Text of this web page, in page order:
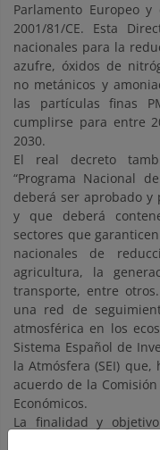
Parlamento Europeo
2001/81/CE. Esta
nacionales para la
azufre, óxidos de
no metánicos y
las partículas finas
cumplirse para entre
2030.
El real decreto
“Programa Nacional
deberá ser aprobado y
y que deberá
sectores que
nacionales de
agricultura, la
transporte, entre
una red de
atmosférica en los
Sistema Español de
la Atmósfera (SEI)
acuerdo de la
Económicos.
La finalidad y